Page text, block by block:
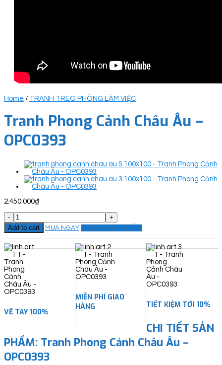
Home / TRANH TREO PHÒNG LÀM VIỆC
Tranh Phong Cảnh Châu Âu –
OPC0393
2.450.000₫
Tranh
Phong
Cảnh
Châu
Âu
-
OPC0393
quantity
Add to cart MUA NGAY ĐẶT THEO YÊU CẦU
VẼ TAY 100%
MIỄN PHÍ GIAO
HÀNG
TIẾT KIỆM TỚI 10%
CHI TIẾT SẢN
PHẨM: Tranh Phong Cảnh Châu Âu –
OPC0393